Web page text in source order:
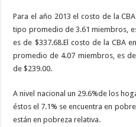
Para el año 2013 el costo de la
tipo promedio de 3.61 miembros,
es de $337.68.El costo de la CBA
promedio de 4.07 miembros, es
de $239.00.
A nivel nacional un 29.6%de los
éstos el 7.1% se encuentra en
están en pobreza relativa.